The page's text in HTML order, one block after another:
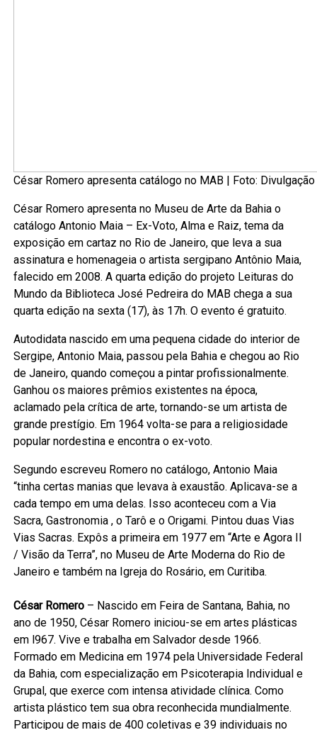
César Romero apresenta catálogo no MAB | Foto: Divulgação
César Romero apresenta no Museu de Arte da Bahia o
catálogo Antonio Maia – Ex-Voto, Alma e Raiz, tema da
exposição em cartaz no Rio de Janeiro, que leva a sua
assinatura e homenageia o artista sergipano Antônio Maia,
falecido em 2008. A quarta edição do projeto Leituras do
Mundo da Biblioteca José Pedreira do MAB chega a sua
quarta edição na sexta (17), às 17h. O evento é gratuito.
Autodidata nascido em uma pequena cidade do interior de
Sergipe, Antonio Maia, passou pela Bahia e chegou ao Rio
de Janeiro, quando começou a pintar profissionalmente.
Ganhou os maiores prêmios existentes na época,
aclamado pela crítica de arte, tornando-se um artista de
grande prestígio. Em 1964 volta-se para a religiosidade
popular nordestina e encontra o ex-voto.
Segundo escreveu Romero no catálogo, Antonio Maia
“tinha certas manias que levava à exaustão. Aplicava-se a
cada tempo em uma delas. Isso aconteceu com a Via
Sacra, Gastronomia , o Tarô e o Origami. Pintou duas Vias
Vias Sacras. Expôs a primeira em 1977 em “Arte e Agora II
/ Visão da Terra”, no Museu de Arte Moderna do Rio de
Janeiro e também na Igreja do Rosário, em Curitiba.
César Romero – Nascido em Feira de Santana, Bahia, no
ano de 1950, César Romero iniciou-se em artes plásticas
em l967. Vive e trabalha em Salvador desde 1966.
Formado em Medicina em 1974 pela Universidade Federal
da Bahia, com especialização em Psicoterapia Individual e
Grupal, que exerce com intensa atividade clínica. Como
artista plástico tem sua obra reconhecida mundialmente.
Participou de mais de 400 coletivas e 39 individuais no